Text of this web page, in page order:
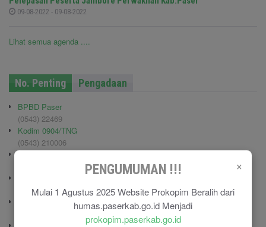
×
PENGUMUMAN !!!
Mulai 1 Agustus 2025 Website Prokopim Beralih dari
humas.paserkab.go.id Menjadi
prokopim.paserkab.go.id
09-08-2022 - 09-08-2022
Lihat semua agenda ....
No. Penting Pengadaan
BPBD Paser
(0543) 22469
Kodim 0904/TNG
(0543) 210006
Pemadam Kebakaran
(0543) 21687